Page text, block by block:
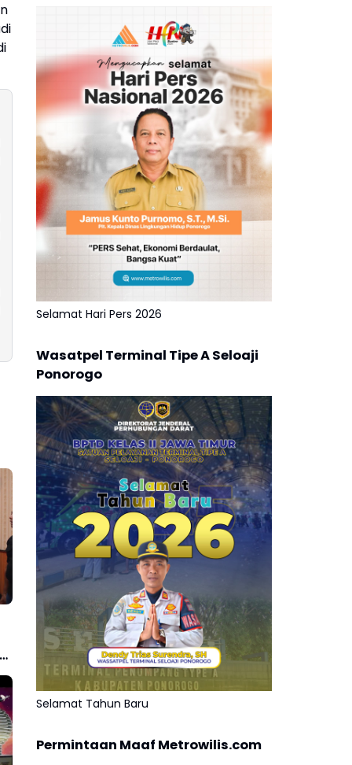
Selamat Hari Pers 2026
Wasatpel Terminal Tipe A Seloaji
Ponorogo
Selamat Tahun Baru
Permintaan Maaf Metrowilis.com